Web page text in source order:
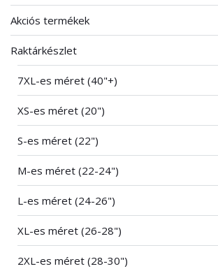
Akciós termékek
Raktárkészlet
7XL-es méret (40"+)
XS-es méret (20")
S-es méret (22")
M-es méret (22-24")
L-es méret (24-26")
XL-es méret (26-28")
2XL-es méret (28-30")